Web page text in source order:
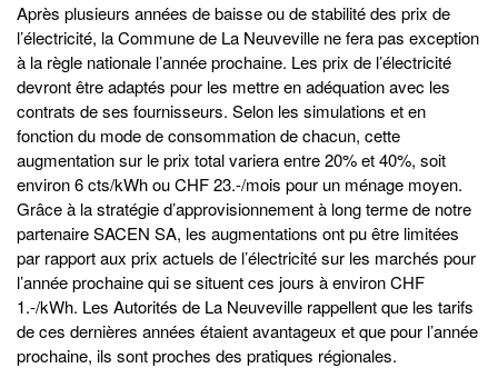
Après plusieurs années de baisse ou de stabilité des prix de
l’électricité, la Commune de La Neuveville ne fera pas exception
à la règle nationale l’année prochaine. Les prix de l’électricité
devront être adaptés pour les mettre en adéquation avec les
contrats de ses fournisseurs. Selon les simulations et en
fonction du mode de consommation de chacun, cette
augmentation sur le prix total variera entre 20% et 40%, soit
environ 6 cts/kWh ou CHF 23.-/mois pour un ménage moyen.
Grâce à la stratégie d’approvisionnement à long terme de notre
partenaire SACEN SA, les augmentations ont pu être limitées
par rapport aux prix actuels de l’électricité sur les marchés pour
l’année prochaine qui se situent ces jours à environ CHF
1.-/kWh. Les Autorités de La Neuveville rappellent que les tarifs
de ces dernières années étaient avantageux et que pour l’année
prochaine, ils sont proches des pratiques régionales.